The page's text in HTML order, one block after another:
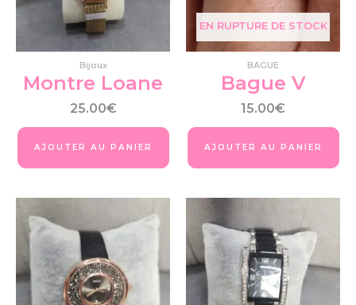
Bijoux
Montre Loane
25.00€
AJOUTER AU PANIER
EN RUPTURE DE STOCK
BAGUE
Bague V
15.00€
AJOUTER AU PANIER